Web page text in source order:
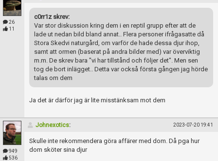
26
11
c0rr1z skrev:
Var stor diskussion kring dem i en reptil grupp efter att de
lade ut nedan bild bland annat.. Flera personer ifrågasatte då
Stora Skedvi naturgård, om varför de hade dessa djur ihop,
samt att ormen (baserat på andra bilder med) var överviktig
m.m. De skrev bara "vi har tillstånd och följer det". Men sen
tog de bort inlägget.. Detta var också första gången jag hörde
talas om dem
Ja det är därför jag är lite misstänksam mot dem
949
536
Johnexotics: 2023-07-20 19:41
Skulle inte rekommendera göra affärer med dom. Då pga hur
dom sköter sina djur